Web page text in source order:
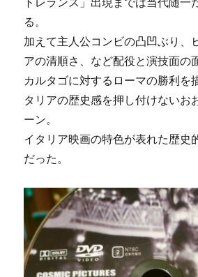
る。
加えて主人公コンビの凸凹ぶり、
アの清順さ、など配役と演技面の
カルタゴに対するローマの勝利を
タリアの歴史感を押し付けないお
ーン。
イタリア映画の特色が表れた歴史
だった。